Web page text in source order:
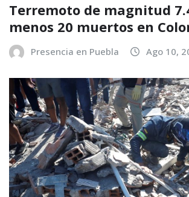
Terremoto de magnitud
menos 20 muertos en
Presencia en Puebla Ago 10,